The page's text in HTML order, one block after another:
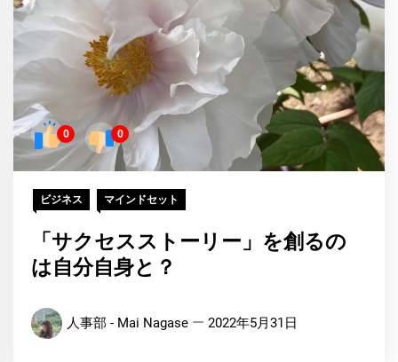
0 0
ビジネス マインドセット
「サクセスストーリー」を創るの
は自分自身と？
人事部 - Mai Nagase 2022年5月31日